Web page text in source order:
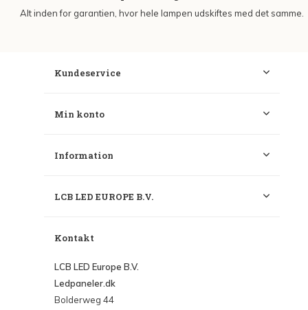
Alt inden for garantien, hvor hele lampen udskiftes med det samme.
Kundeservice
Min konto
Information
LCB LED EUROPE B.V.
Kontakt
LCB LED Europe B.V.
Ledpaneler.dk
Bolderweg 44